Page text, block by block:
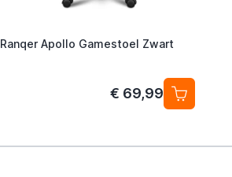
Ranqer Apollo Gamestoel Zwart
€ 69,99